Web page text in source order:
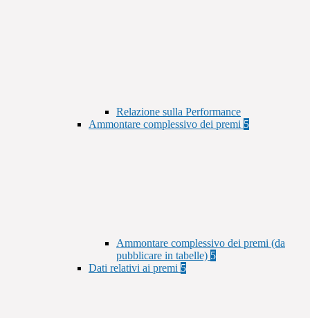
Relazione sulla Performance
Ammontare complessivo dei premi 5
Ammontare complessivo dei premi (da
pubblicare in tabelle) 5
Dati relativi ai premi 5